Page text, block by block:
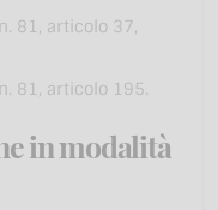
81, articolo 37,
81, articolo 195.
in modalità